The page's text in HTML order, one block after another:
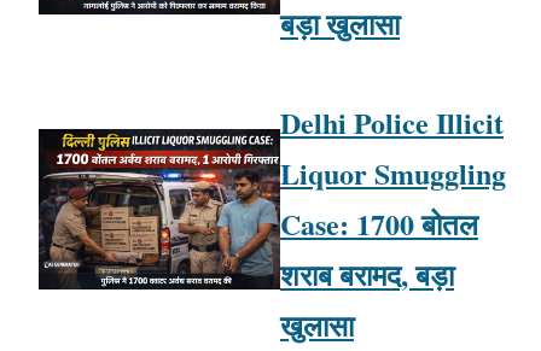
बड़ा खुलासा
Delhi Police Illicit
Liquor Smuggling
Case: 1700 बोतल
शराब बरामद, बड़ा
खुलासा